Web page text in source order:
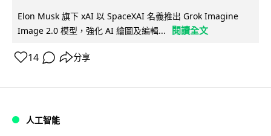
Elon Musk 旗下 xAI 以 SpaceXAI 名義推出 Grok Imagine
Image 2.0 模型，強化 AI 繪圖及編輯...
閱讀全文
14 分享
人工智能